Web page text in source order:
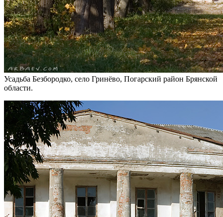
Усадьба Безбородко, село Гринёво, Погарский район Брянской
области.